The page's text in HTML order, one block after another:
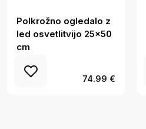
Polkrožno ogledalo z
led osvetlitvijo 25x50
cm
74.99 €